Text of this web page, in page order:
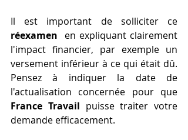
réexamen
en expliquant clairement
l'impact financier, par exemple un
versement inférieur à ce qui était dû.
Pensez à indiquer la date de
France Travail puisse traiter votre
demande efficacement.